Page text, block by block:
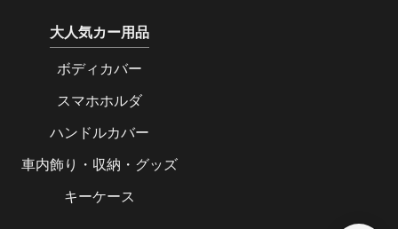
大人気カー用品
ボディカバー
スマホホルダ
ハンドルカバー
車内飾り・収納・グッズ
キーケース